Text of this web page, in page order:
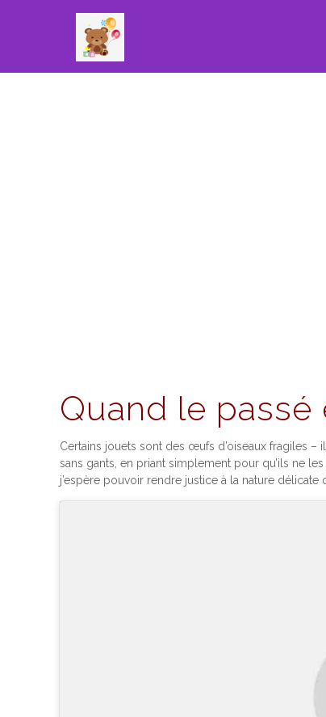
Quand le passé
Certains jouets sont des œufs d’oiseaux fragiles
sans gants, en priant simplement pour qu’ils ne
j’espère pouvoir rendre justice à la nature